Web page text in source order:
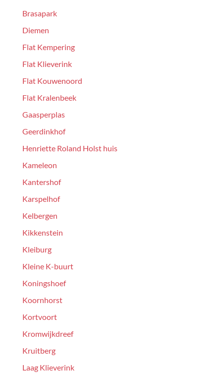
Brasapark
Diemen
Flat Kempering
Flat Klieverink
Flat Kouwenoord
Flat Kralenbeek
Gaasperplas
Geerdinkhof
Henriette Roland Holst huis
Kameleon
Kantershof
Karspelhof
Kelbergen
Kikkenstein
Kleiburg
Kleine K-buurt
Koningshoef
Koornhorst
Kortvoort
Kromwijkdreef
Kruitberg
Laag Klieverink